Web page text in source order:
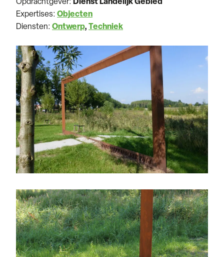
Opdrachtgever: Dienst Landelijk Gebied
Expertises: Objecten
Diensten: Ontwerp Techniek